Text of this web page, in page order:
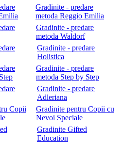
Gradinite - predare
metoda Reggio Emilia
Gradinite - predare
metoda Waldorf
Gradinite - predare
Holistica
Gradinite - predare
metoda Step by Step
Gradinite - predare
Adleriana
Gradinite pentru Copii cu
Nevoi Speciale
Gradinite Gifted
Education